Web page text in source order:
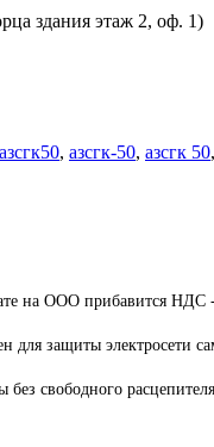
здания этаж 2, оф. 1)
азсгк50, азсгк-50, азсгк 50,
на ООО прибавится НДС
защиты электросети
свободного